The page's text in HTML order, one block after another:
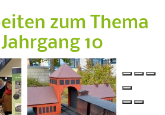
zum Thema
10